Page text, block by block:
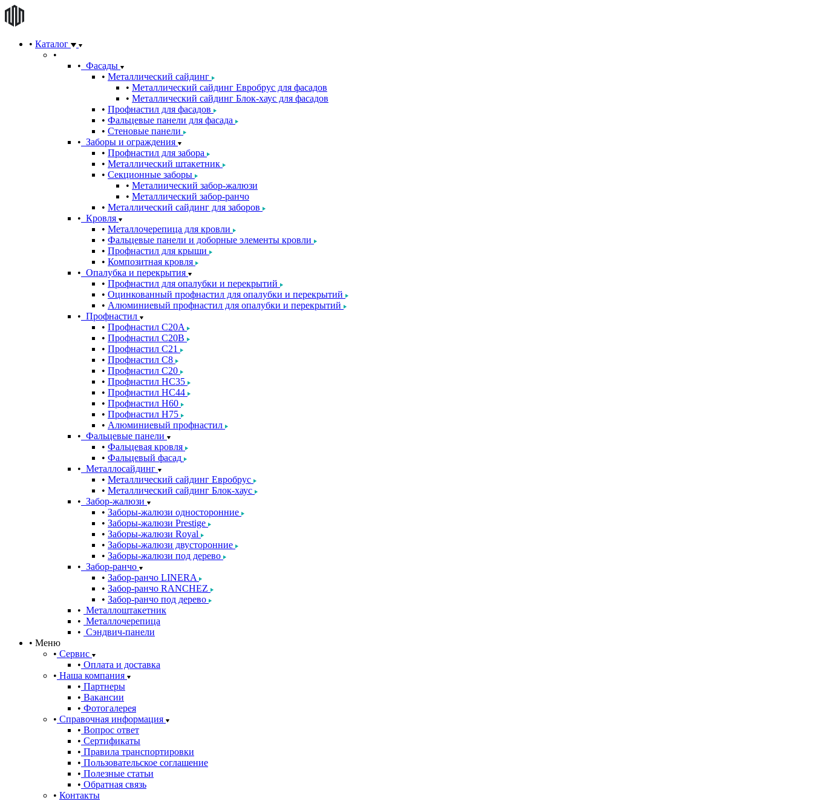
Каталог
Фасады
Металлический сайдинг
Металлический сайдинг Евробрус для фасадов
Металлический сайдинг Блок-хаус для фасадов
Профнастил для фасадов
Фальцевые панели для фасада
Стеновые панели
Заборы и ограждения
Профнастил для забора
Металлический штакетник
Секционные заборы
Металиический забор-жалюзи
Металлический забор-ранчо
Металлический сайдинг для заборов
Кровля
Металлочерепица для кровли
Фальцевые панели и доборные элементы кровли
Профнастил для крыши
Композитная кровля
Опалубка и перекрытия
Профнастил для опалубки и перекрытий
Оцинкованный профнастил для опалубки и перекрытий
Алюминиевый профнастил для опалубки и перекрытий
Профнастил
Профнастил С20A
Профнастил С20B
Профнастил С21
Профнастил С8
Профнастил С20
Профнастил НС35
Профнастил НС44
Профнастил Н60
Профнастил Н75
Алюминиевый профнастил
Фальцевые панели
Фальцевая кровля
Фальцевый фасад
Металлосайдинг
Металлический сайдинг Евробрус
Металлический сайдинг Блок-хаус
Забор-жалюзи
Заборы-жалюзи односторонние
Заборы-жалюзи Prestige
Заборы-жалюзи Royal
Заборы-жалюзи двусторонние
Заборы-жалюзи под дерево
Забор-ранчо
Забор-ранчо LINERA
Забор-ранчо RANCHEZ
Забор-ранчо под дерево
Металлоштакетник
Металлочерепица
Сэндвич-панели
Меню
Сервис
Оплата и доставка
Наша компания
Партнеры
Вакансии
Фотогалерея
Справочная информация
Вопрос ответ
Сертификаты
Правила транспортировки
Пользовательское соглашение
Полезные статьи
Обратная связь
Контакты